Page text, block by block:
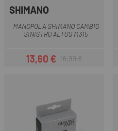
SHIMANO
MANOPOLA SHIMANO CAMBIO
SINISTRO ALTUS M315
Prezzo
13,60 €Prezzo base
16,99 €